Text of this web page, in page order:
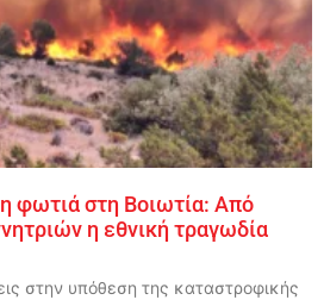
φωτιά στη Βοιωτία: Από
η εθνική τραγωδία
στην υπόθεση της καταστροφικής